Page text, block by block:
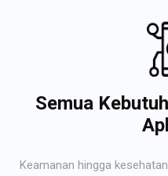
Semua
Keamanan hingga